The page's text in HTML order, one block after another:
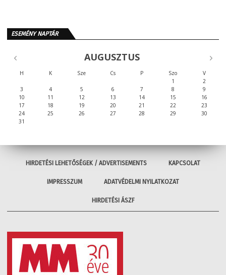
ESEMÉNY NAPTÁR
AUGUSZTUS
H K Sze Cs P Szo
V
1
2
3
4 5 6 7 8
9
10
11 12 13 14 15
16
17
18 19 20 21 22
23
24
25 26 27 28 29
30
31
HIRDETÉSI LEHETŐSÉGEK / ADVERTISEMENTS KAPCSOLAT
IMPRESSZUM ADATVÉDELMI NYILATKOZAT
HIRDETÉSI ÁSZF